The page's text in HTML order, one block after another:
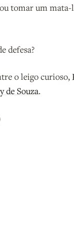
tomar um
defesa?
o leigo curioso,
de Souza.